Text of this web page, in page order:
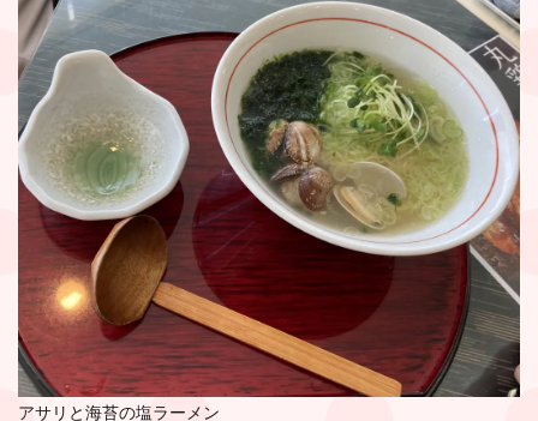
アサリと海苔の塩ラーメン